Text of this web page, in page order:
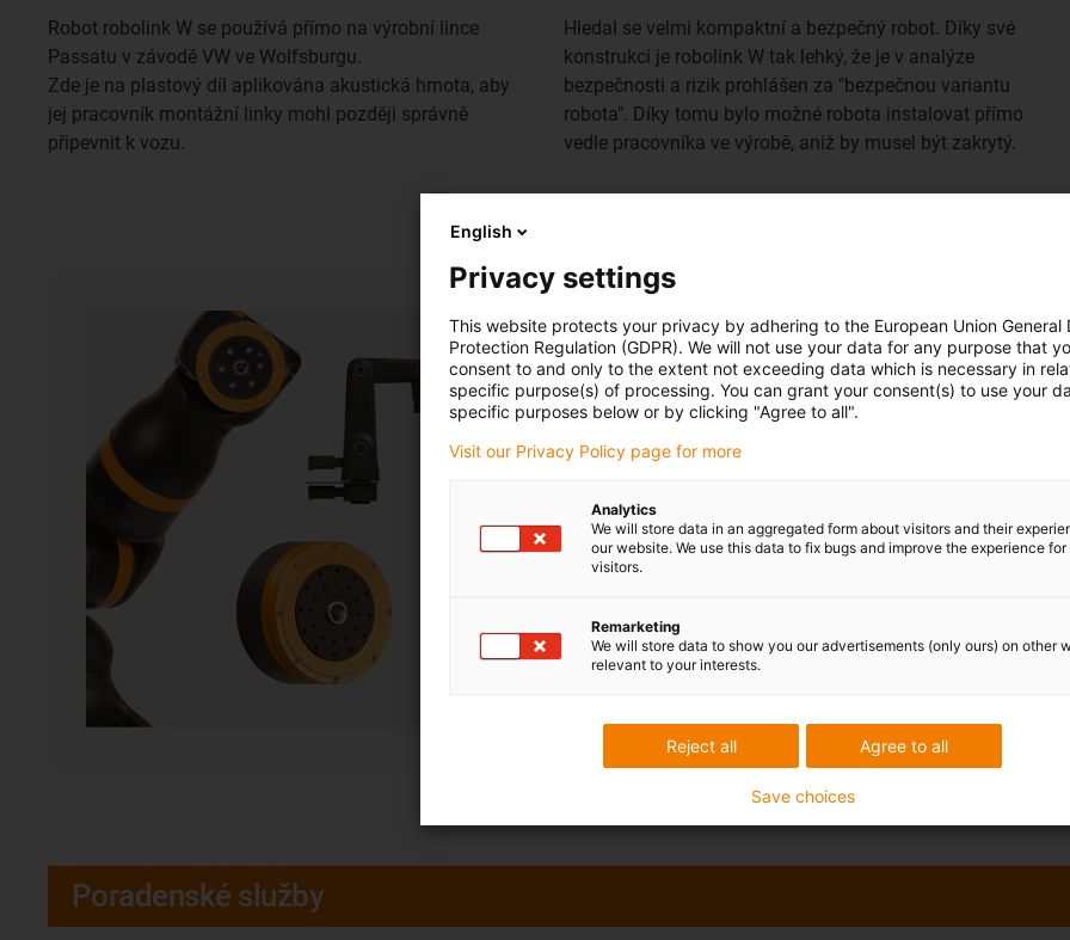
Robot robolink W se používá přímo na výrobní lince
Passatu v závodě VW ve Wolfsburgu.
Zde je na plastový díl aplikována akustická hmota, aby
jej pracovník montážní linky mohl později správně
připevnit k vozu.
Hledal se velmi kompaktní a bezpečný robot. Díky své
konstrukci je robolink W tak lehký, že je v analýze
bezpečnosti a rizik prohlášen za "bezpečnou variantu
robota". Díky tomu bylo možné robota instalovat přímo
vedle pracovníka ve výrobě, aniž by musel být zakrytý.
Obchod
nákladově
V našem
Prohlédněte si
objednejte.
Do obchodu
Poradenské služby
English
Privacy settings
This website protects your privacy by adhering to the European Union General
Protection Regulation (GDPR). We will not use your data for any purpose that
consent to and only to the extent not exceeding data which is necessary in
specific purpose(s) of processing. You can grant your consent(s) to use your
specific purposes below or by clicking "Agree to all".
Visit our Privacy Policy page for more
Analytics
We will store data in an aggregated form about visitors and their
our website. We use this data to fix bugs and improve the experience for
visitors.
Remarketing
We will store data to show you our advertisements (only ours) on other
relevant to your interests.
Agree to all
Reject all
Save choices